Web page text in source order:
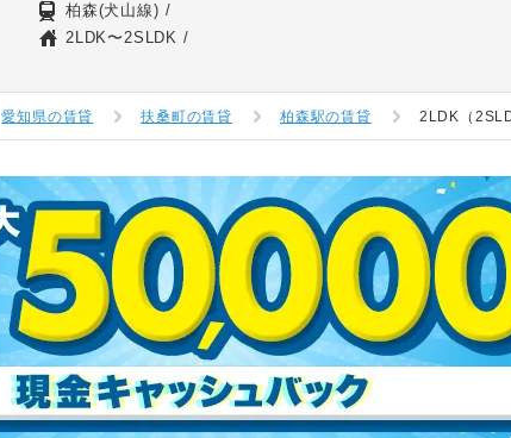
柏森(犬山線)
2LDK〜2SLDK
愛知県の賃貸 扶桑町の賃貸 柏森駅の賃貸 2LDK（